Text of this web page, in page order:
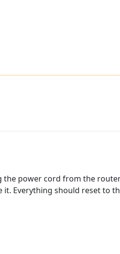
the power cord from the
it. Everything should reset to